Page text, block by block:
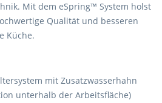
Mit dem eSpring™ System holst
Qualität und besseren
Küche.
mit Zusatzwasserhahn
unterhalb der Arbeitsfläche)